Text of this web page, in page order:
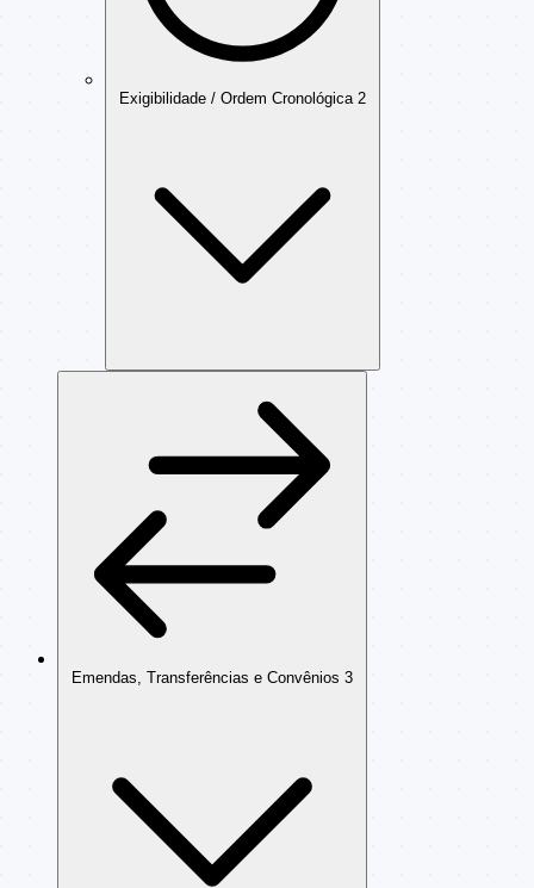
Exigibilidade / Ordem Cronológica 2
Emendas, Transferências e Convênios 3